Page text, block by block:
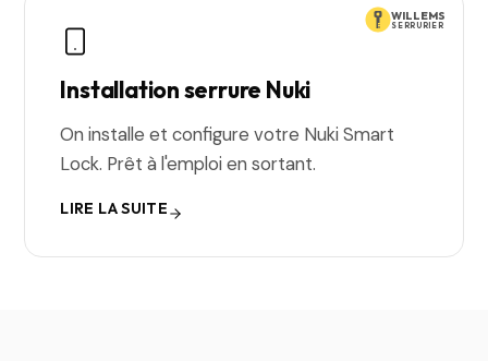
WILLEMS
SERRURIER
Installation serrure Nuki
On installe et configure votre Nuki Smart
Lock. Prêt à l'emploi en sortant.
LIRE LA SUITE